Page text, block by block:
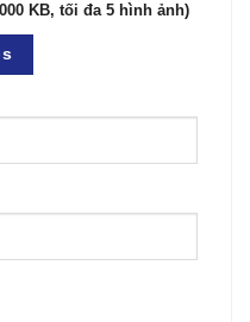
KB, tối đa 5 hình ảnh)